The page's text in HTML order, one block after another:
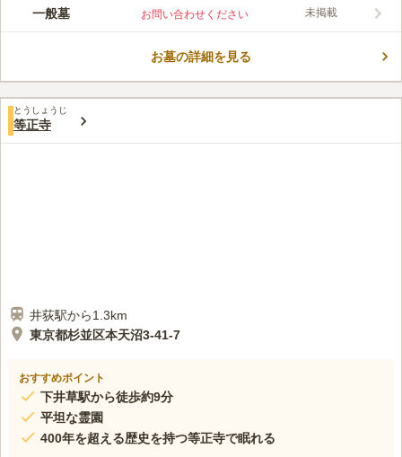
この霊園はまだ誰からも評価されていません。
一般墓 お問い合わせください 未掲載
お墓の詳細を見る
とうしょうじ
等正寺
井荻駅から1.3km
東京都杉並区本天沼3-41-7
おすすめポイント
下井草駅から徒歩約9分
平坦な霊園
400年を超える歴史を持つ等正寺で眠れる